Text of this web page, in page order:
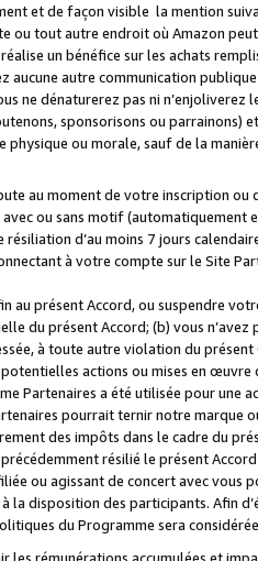
et de façon visible la mention
ou tout autre endroit où Amazon
un bénéfice sur les achats
aucune autre communication
ne dénaturerez pas ni
sponsorisons ou parrainons)
physique ou morale, sauf de la
au moment de votre inscription
ou sans motif (automatiquement
résiliation d’au moins 7 jours
à votre compte sur le Site
au présent Accord, ou suspendre
du présent Accord; (b) vous
à toute autre violation du
actions ou mises en
Partenaires a été utilisée pour une
pourrait ternir notre marque
des impôts dans le cadre du
résilié le présent
ou agissant de concert avec vous
la disposition des participants. Afin
du Programme sera
les rémunérations accumulées et